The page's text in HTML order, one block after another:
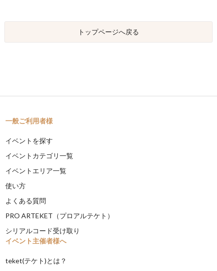
トップページへ戻る
一般ご利用者様
イベントを探す
イベントカテゴリ一覧
イベントエリア一覧
使い方
よくある質問
PRO ARTEKET（プロアルテケト）
シリアルコード受け取り
イベント主催者様へ
teket(テケト)とは？